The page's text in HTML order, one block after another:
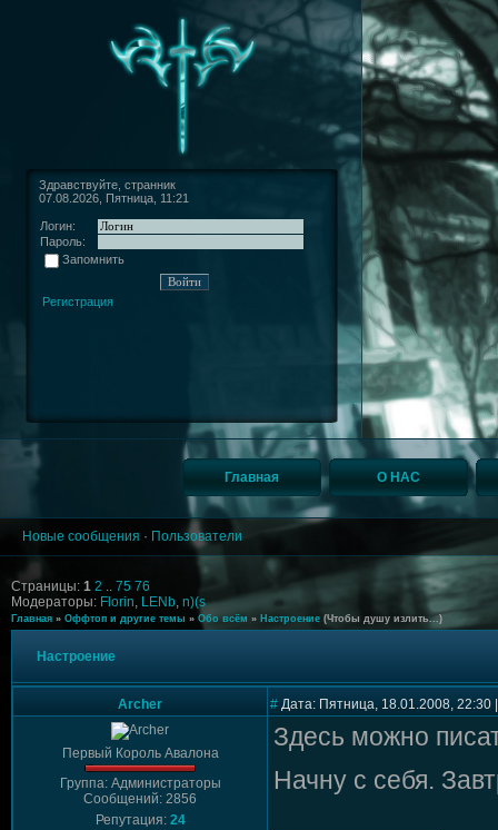
Здравствуйте, странник
07.08.2026, Пятница, 11:21
Логин:
Пароль:
Запомнить
Регистрация
Главная О НАС
Новые сообщения · Пользователи
Страницы: 1 2 .. 75 76
Модераторы: Florin, LENb, n)(s
Главная » Оффтоп и другие темы » Обо всём » Настроение (Чтобы душу излить...)
Настроение
Archer # Дата: Пятница, 18.01.2008,
Первый Король Авалона
Группа: Администраторы
Сообщений: 2856
Репутация: 24
Здесь можно
Начну с себя.